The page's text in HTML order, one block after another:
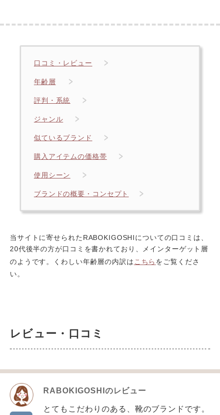
口コミ・レビュー
年齢層
評判・系統
ジャンル
似ているブランド
購入アイテムの価格帯
使用シーン
ブランドの概要・コンセプト
当サイトに寄せられたRABOKIGOSHIについての口コミは、
20代後半の方が口コミを書かれており、メインターゲット層
のようです。くわしい年齢層の内訳は こちら をご覧くださ
い。
レビュー・口コミ
RABOKIGOSHI のレビュー
とてもこだわりのある、靴のブランドです。